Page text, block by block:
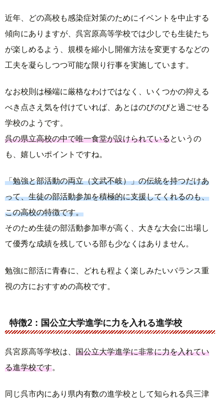
近年、どの高校も感染症対策のためにイベントを中止する
傾向にありますが、呉宮原高等学校では少しでも生徒たち
が楽しめるよう、規模を縮小し開催方法を変更するなどの
工夫を凝らしつつ可能な限り行事を実施しています。
なお校則は極端に厳格なわけではなく、いくつかの抑える
べき点さえ気を付けていれば、あとはのびのびと過ごせる
学校のようです。
呉の県立高校の中で唯一食堂が設けられているというの
も、嬉しいポイントですね。
「勉強と部活動の両立（文武不岐）」の伝統を持つだけあ
って、生徒の部活動参加を積極的に支援してくれるのも、
この高校の特徴です。
そのため生徒の部活動参加率が高く、大きな大会に出場し
て優秀な成績を残している部も少なくはありません。
勉強に部活に青春に、どれも程よく楽しみたいバランス重
視の方におすすめの高校です。
特徴2：国公立大学進学に力を入れる進学校
呉宮原高等学校は、 国公立大学進学に非常に力を入れてい
る進学校です
同じ呉市内にあり県内有数の進学校として知られる呉三津